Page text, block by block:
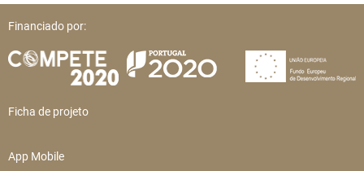
Financiado por:
Ficha de projeto
App Mobile